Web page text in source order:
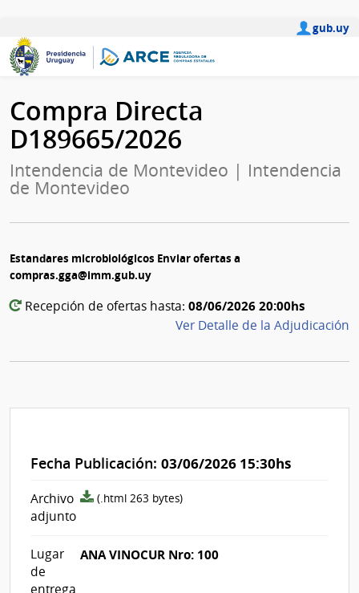
gub.uy
Compra Directa
D189665/2026
Intendencia de Montevideo | Intendencia
de Montevideo
Estandares microbiológicos Enviar ofertas a
compras.gga@imm.gub.uy
Recepción de ofertas hasta: 08/06/2026 20:00hs
Ver Detalle de la Adjudicación
Fecha Publicación: 03/06/2026 15:30hs
Archivo
adjunto
archivo
(.html 263 bytes)
Lugar
de
ANA VINOCUR Nro: 100